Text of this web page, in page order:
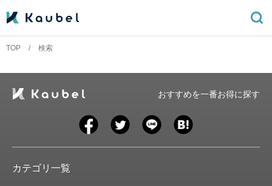
TOP 検索
おすすめを一番お得に探す
カテゴリ一覧